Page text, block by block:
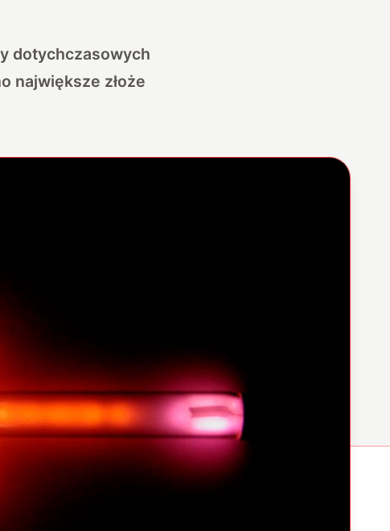
dotychczasowych
największe złoże